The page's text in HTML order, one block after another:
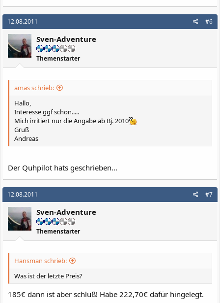
12.08.2011 #6
Sven-Adventure
Themenstarter
amas schrieb:
Hallo,
Interesse ggf schon.....
Mich irritiert nur die Angabe ab Bj. 2010
Gruß
Andreas
Der Quhpilot hats geschrieben...
12.08.2011 #7
Sven-Adventure
Themenstarter
Hansman schrieb:
Was ist der letzte Preis?
185€ dann ist aber schluß! Habe 222,70€ dafür hingelegt.